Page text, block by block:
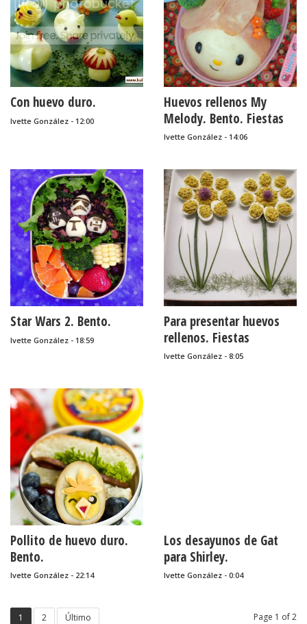
Con huevo duro.
Ivette González - 12:00
Huevos rellenos My
Melody. Bento. Fiestas
infantiles.
Ivette González - 14:06
Star Wars 2. Bento.
Ivette González - 18:59
Para presentar huevos
rellenos. Fiestas
infantiles.
Ivette González - 8:05
Pollito de huevo duro.
Bento.
Ivette González - 22:14
Los desayunos de Gat
para Shirley.
Ivette González - 0:04
Page 1 of 2
1 2 Último